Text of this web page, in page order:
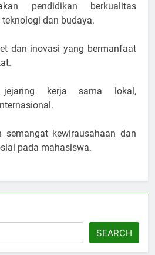
pendidikan berkualitas
dan budaya.
dan inovasi yang bermanfaat
jejaring kerja sama lokal,
semangat kewirausahaan dan
pada mahasiswa.
SEARCH